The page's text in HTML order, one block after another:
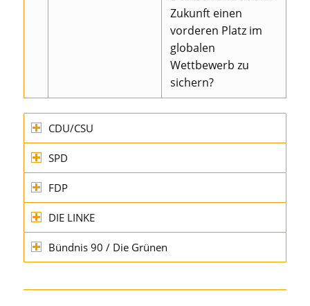
Zukunft einen
vorderen Platz im
globalen
Wettbewerb zu
sichern?
CDU/CSU
SPD
FDP
DIE LINKE
Bündnis 90 / Die Grünen